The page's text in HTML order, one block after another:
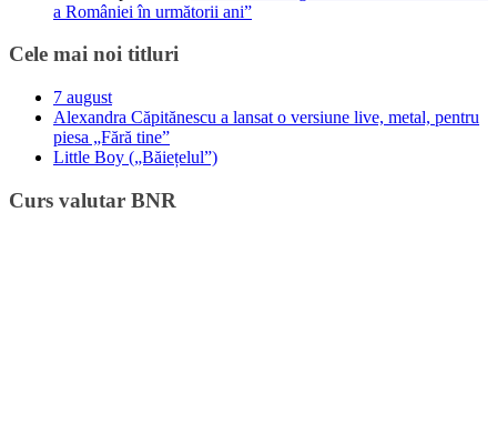
a României în următorii ani”
Cele mai noi titluri
7 august
Alexandra Căpitănescu a lansat o versiune live, metal, pentru
piesa „Fără tine”
Little Boy („Băiețelul”)
Curs valutar BNR